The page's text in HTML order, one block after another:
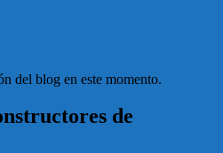
del blog en este momento.
de